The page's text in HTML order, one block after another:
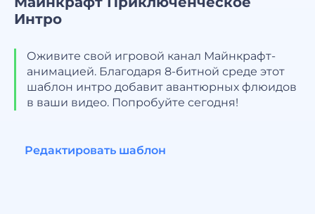
Интро
Оживите свой игровой канал Майнкрафт-
анимацией. Благодаря 8-битной среде этот
шаблон интро добавит авантюрных флюидов
в ваши видео. Попробуйте сегодня!
Редактировать шаблон